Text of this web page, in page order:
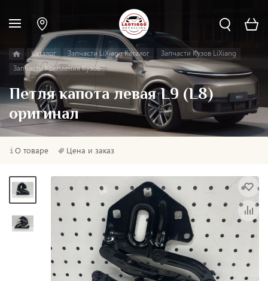
Каталог Запчасти LiXiang Каталог
Запчасти Кузов LiXiang
Запчасти Крепления Кузов
Петля капота левая L9 (L8)
оригинал
О товаре Цена и заказ